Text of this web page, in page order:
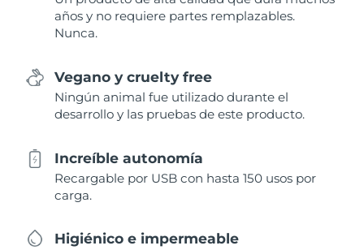
años y no requiere partes remplazables.
Nunca.
Vegano y cruelty free
Ningún animal fue utilizado durante el
desarrollo y las pruebas de este producto.
Increíble autonomía
Recargable por USB con hasta 150 usos por
carga.
Higiénico e impermeable